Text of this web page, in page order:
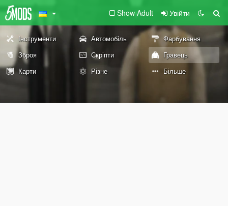
Show Adult Увійти
Інструменти Автомобіль
Фарбування
Зброя
Скріпти
Гравець
Карти
Різне Більше